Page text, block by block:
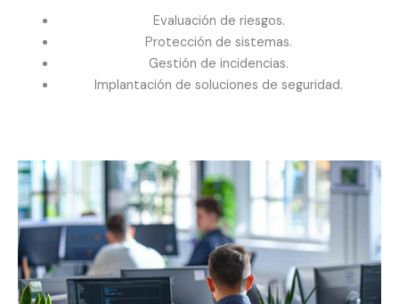
Evaluación de riesgos.
Protección de sistemas.
Gestión de incidencias.
Implantación de soluciones de seguridad.